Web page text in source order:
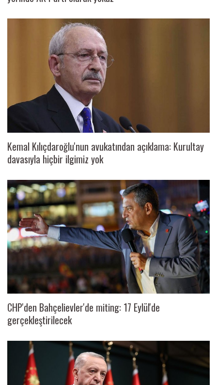
Kemal Kılıçdaroğlu'nun avukatından açıklama: Kurultay
davasıyla hiçbir ilgimiz yok
CHP'den Bahçelievler'de miting: 17 Eylül'de
gerçekleştirilecek